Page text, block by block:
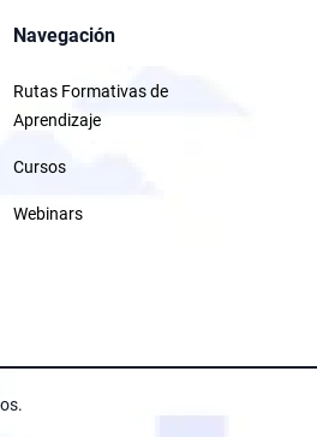
Navegación
Rutas Formativas de
Aprendizaje
Cursos
Webinars